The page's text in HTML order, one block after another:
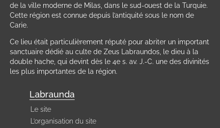
de la ville moderne de Milas, dans le sud-ouest de la Turquie.
Cette région est connue depuis l’antiquité sous le nom de
Carie.
Ce lieu était particulièrement réputé pour abriter un important
sanctuaire dédié au culte de Zeus Labraundos, le dieu à la
double hache, qui devint dès le 4e s. av. J.-C. une des divinités
les plus importantes de la région.
Labraunda
Le site
L’organisation du site